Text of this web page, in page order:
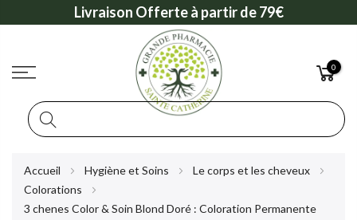
Livraison Offerte à partir de 79€
0
Accueil Hygiène et Soins
Le corps et les cheveux
Colorations
3 chenes Color & Soin Blond Doré : Coloration Permanente